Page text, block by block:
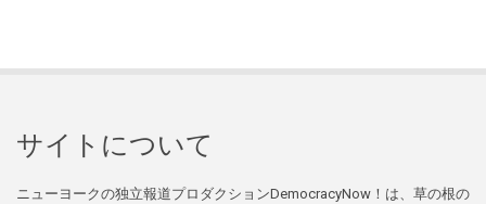
サイトについて
ニューヨークの独立報道プロダクションDemocracyNow！は、草の根の